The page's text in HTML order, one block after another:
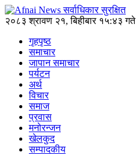
२०८३ श्रावण २१, बिहीबार १५:४३ गते
गृहपृष्ठ
समाचार
जापान समाचार
पर्यटन
अर्थ
विचार
समाज
प्रवास
मनोरन्जन
खेलकुद
सम्पादकीय